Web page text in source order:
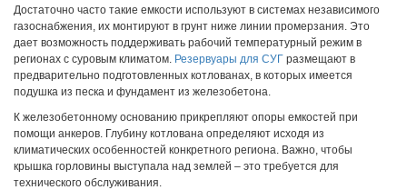
Достаточно часто такие емкости используют в системах независимого
газоснабжения, их монтируют в грунт ниже линии промерзания. Это
дает возможность поддерживать рабочий температурный режим в
регионах с суровым климатом. Резервуары для СУГ размещают в
предварительно подготовленных котлованах, в которых имеется
подушка из песка и фундамент из железобетона.
К железобетонному основанию прикрепляют опоры емкостей при
помощи анкеров. Глубину котлована определяют исходя из
климатических особенностей конкретного региона. Важно, чтобы
крышка горловины выступала над землей – это требуется для
технического обслуживания.